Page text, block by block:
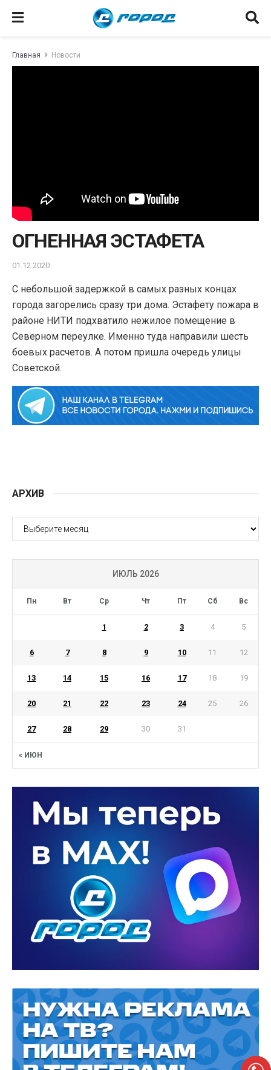
Главная Новости
ОГНЕННАЯ ЭСТАФЕТА
01.12.2020
С небольшой задержкой в самых разных концах
города загорелись сразу три дома. Эстафету пожара в
районе НИТИ подхватило нежилое помещение в
Северном переулке. Именно туда направили шесть
боевых расчетов. А потом пришла очередь улицы
Советской.
АРХИВ
АРХИВ
ИЮЛЬ 2026
Пн Вт Ср Чт Пт Сб Вс
« ИЮН
1 2 3 4 5
6 7 8 9 10 11 12
13 14 15 16 17 18 19
20 21 22 23 24 25 26
27 28 29 30 31